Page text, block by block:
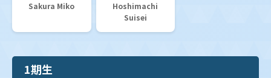
Sakura Miko
Hoshimachi
Suisei
1期生